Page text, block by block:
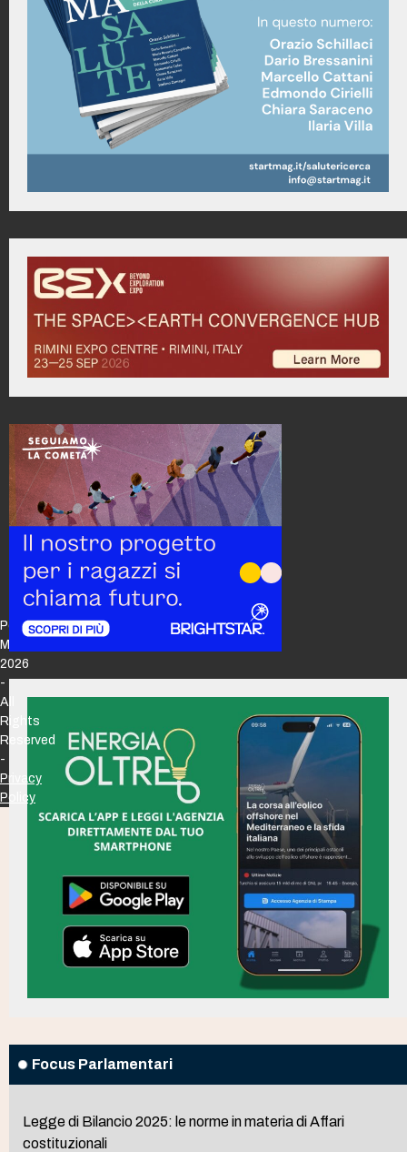
Focus Parlamentari
Legge di Bilancio 2025: le norme in materia di Affari
costituzionali
Policy
Maker
2026
-
All
Rights
Reserved
-
Privacy
Policy